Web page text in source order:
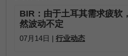
BIR：由于土耳其需求疲软
然波动不定
07月14日 | 行业动态